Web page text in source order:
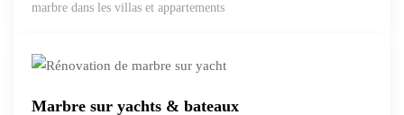
marbre dans les villas et appartements
Marbre sur yachts & bateaux